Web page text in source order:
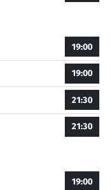
19:00
19:00
21:30
21:30
19:00